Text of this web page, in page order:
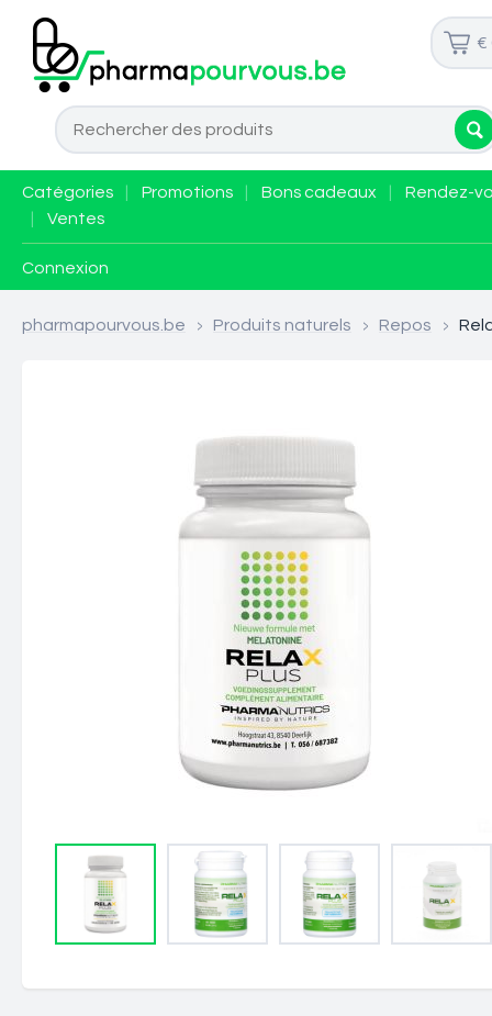
€
Catégories Promotions Bons cadeaux
Rendez-
Ventes
Connexion
pharmapourvous.be > Produits naturels > Repos >